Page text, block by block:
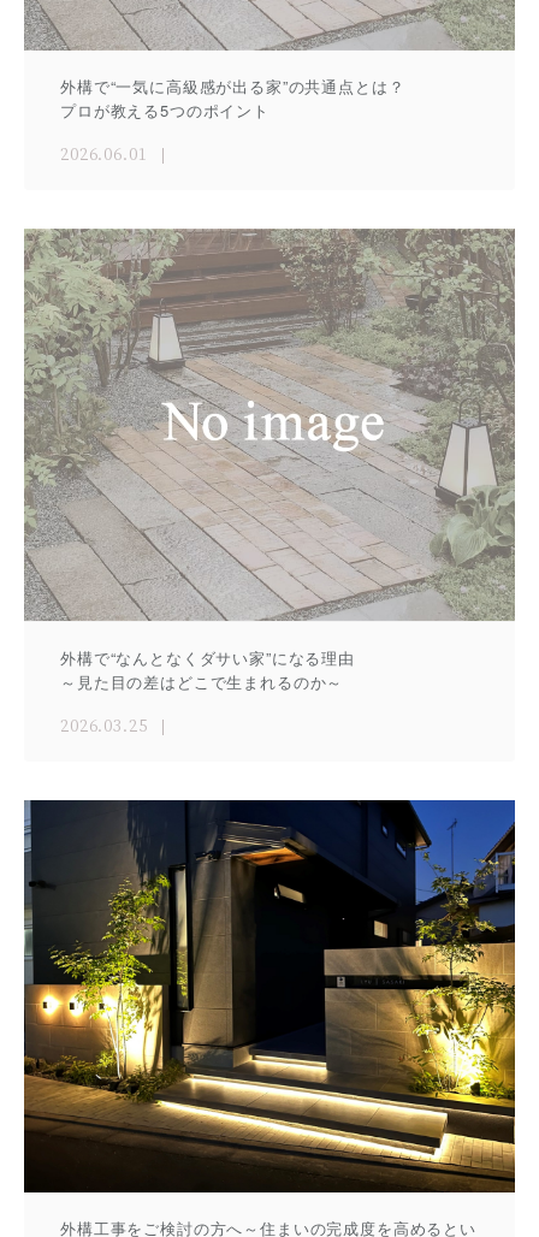
外構で“一気に高級感が出る家”の共通点とは？
プロが教える5つのポイント
2026.06.01
外構で“なんとなくダサい家”になる理由
～見た目の差はどこで生まれるのか～
2026.03.25
外構工事をご検討の方へ～住まいの完成度を高めるとい